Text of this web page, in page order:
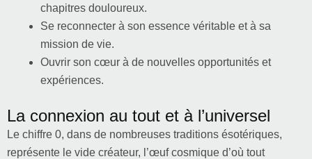
chapitres douloureux.
Se reconnecter à son essence véritable et à sa
mission de vie.
Ouvrir son cœur à de nouvelles opportunités et
expériences.
La connexion au tout et à l’universel
Le chiffre 0, dans de nombreuses traditions ésotériques,
représente le vide créateur, l’œuf cosmique d’où tout